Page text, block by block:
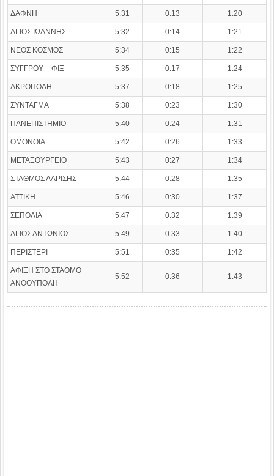
ΔΑΦΝΗ 5:31 0:13 1:20
ΑΓΙΟΣ ΙΩΑΝΝΗΣ 5:32 0:14 1:21
ΝΕΟΣ ΚΟΣΜΟΣ 5:34 0:15 1:22
ΣΥΓΓΡΟΥ – ΦΙΞ 5:35 0:17 1:24
ΑΚΡΟΠΟΛΗ 5:37 0:18 1:25
ΣΥΝΤΑΓΜΑ 5:38 0:23 1:30
ΠΑΝΕΠΙΣΤΗΜΙΟ 5:40 0:24 1:31
ΟΜΟΝΟΙΑ 5:42 0:26 1:33
ΜΕΤΑΞΟΥΡΓΕΙΟ 5:43 0:27 1:34
ΣΤΑΘΜΟΣ ΛΑΡΙΣΗΣ 5:44 0:28 1:35
ΑΤΤΙΚΗ 5:46 0:30 1:37
ΣΕΠΟΛΙΑ 5:47 0:32 1:39
ΑΓΙΟΣ ΑΝΤΩΝΙΟΣ 5:49 0:33 1:40
ΠΕΡΙΣΤΕΡΙ 5:51 0:35 1:42
ΑΦΙΞΗ ΣΤΟ ΣΤΑΘΜΟ
ΑΝΘΟΥΠΟΛΗ
5:52 0:36 1:43